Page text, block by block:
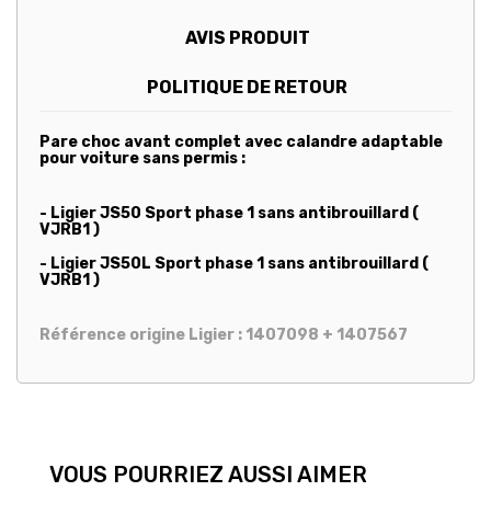
AVIS PRODUIT
POLITIQUE DE RETOUR
Pare choc avant complet avec calandre adaptable
pour voiture sans permis :
- Ligier JS50 Sport phase 1 sans antibrouillard (
VJRB1 )
- Ligier JS50L Sport phase 1 sans antibrouillard (
VJRB1 )
Référence origine Ligier : 1407098 + 1407567
VOUS POURRIEZ AUSSI AIMER